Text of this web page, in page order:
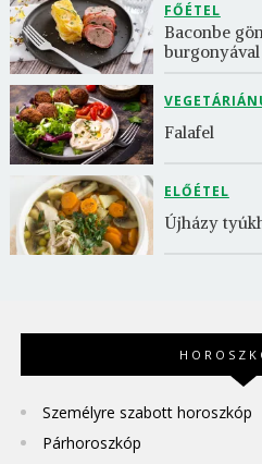
FŐÉTEL
Baconbe
burgonyával
Falafel
ELŐÉTEL
Újházy
Személyre szabott horoszkóp
Párhoroszkóp